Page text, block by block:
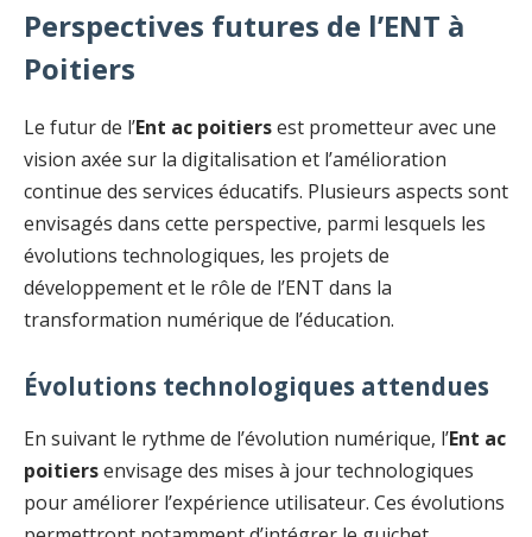
Perspectives futures de l’ENT à
Poitiers
Le futur de l’Ent ac poitiersest prometteur avec une
vision axée sur la digitalisation et l’amélioration
continue des services éducatifs. Plusieurs aspects sont
envisagés dans cette perspective, parmi lesquels les
évolutions technologiques, les projets de
développement et le rôle de l’ENT dans la
transformation numérique de l’éducation.
Évolutions technologiques attendues
En suivant le rythme de l’évolution numérique, l’Ent ac
poitiersenvisage des mises à jour technologiques
pour améliorer l’expérience utilisateur. Ces évolutions